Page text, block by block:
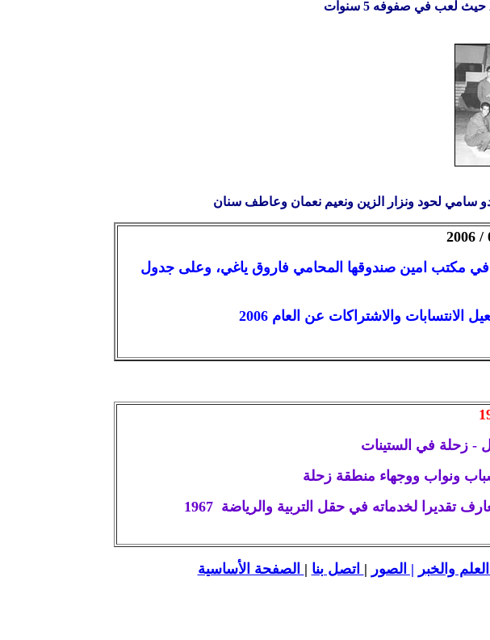
في مكتب امين صندوقها المحامي فاروق ياغي، وعلى جدول
والاشتراكات عن العام 2006
تقديرا لخدماته في حقل التربية والرياضة 1967
العلم والخبر | الصور | اتصل بنا | الصفحة الأساسية